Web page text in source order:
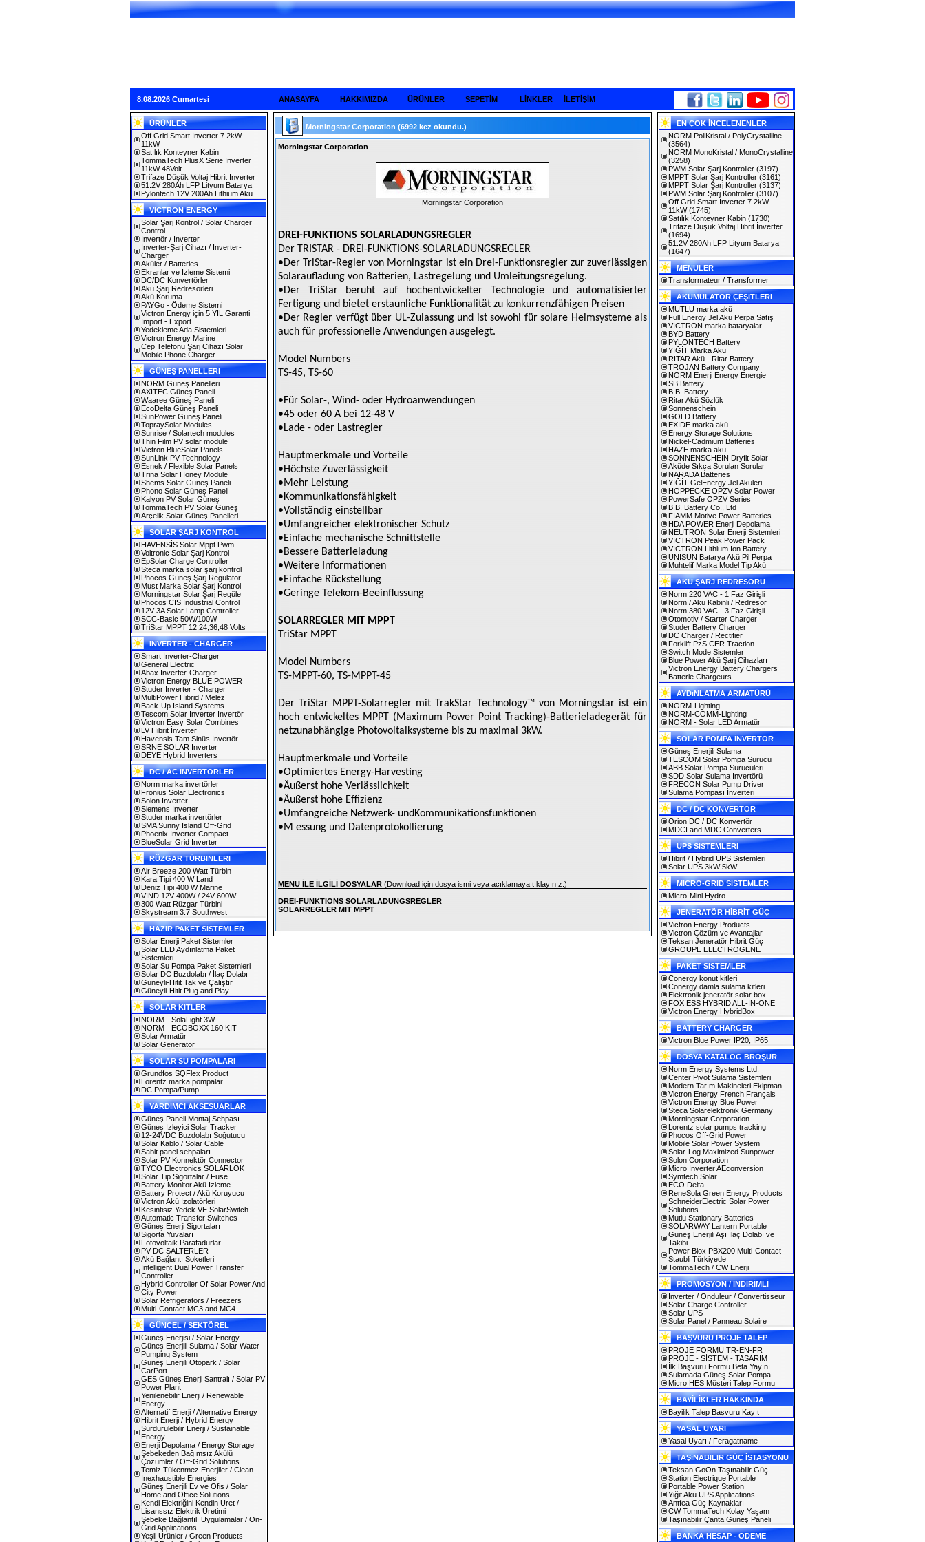
8.08.2026 Cumartesi ANASAYFA HAKKIMIZDA ÜRÜNLER SEPETİM LİNKLER İLETİŞİM
ÜRÜNLER
Off Grid Smart Inverter 7.2kW -
11kW
Satılık Konteyner Kabin
TommaTech PlusX Serie Inverter
11kW 48Volt
Trifaze Düşük Voltaj Hibrit İnverter
51.2V 280Ah LFP Lityum Batarya
Pylontech 12V 200Ah Lithium Akü
VICTRON ENERGY
Solar Şarj Kontrol / Solar Charger
Control
İnvertör / Inverter
İnverter-Şarj Cihazı / Inverter-
Charger
Aküler / Batteries
Ekranlar ve İzleme Sistemi
DC/DC Konvertörler
Akü Şarj Redresörleri
Akü Koruma
PAYGo - Ödeme Sistemi
Victron Energy için 5 YIL Garanti
Import - Export
Yedekleme Ada Sistemleri
Victron Energy Marine
Cep Telefonu Şarj Cihazı Solar
Mobile Phone Charger
GÜNEŞ PANELLERI
NORM Güneş Panelleri
AXITEC Güneş Paneli
Waaree Güneş Paneli
EcoDelta Güneş Paneli
SunPower Güneş Paneli
TopraySolar Modules
Sunrise / Solartech modules
Thin Film PV solar module
Victron BlueSolar Panels
SunLink PV Technology
Esnek / Flexible Solar Panels
Trina Solar Honey Module
Shems Solar Güneş Paneli
Phono Solar Güneş Paneli
Kalyon PV Solar Güneş
TommaTech PV Solar Güneş
Arçelik Solar Güneş Panelleri
SOLAR ŞARJ KONTROL
HAVENSİS Solar Mppt Pwm
Voltronic Solar Şarj Kontrol
EpSolar Charge Controller
Steca marka solar şarj kontrol
Phocos Güneş Şarj Regülatör
Must Marka Solar Şarj Kontrol
Morningstar Solar Şarj Regüle
Phocos CIS Industrial Control
12V-3A Solar Lamp Controller
SCC-Basic 50W/100W
TriStar MPPT 12,24,36,48 Volts
INVERTER - CHARGER
Smart Inverter-Charger
General Electric
Abax Inverter-Charger
Victron Energy BLUE POWER
Studer Inverter - Charger
MultiPower Hibrid / Melez
Back-Up Island Systems
Tescom Solar İnverter İnvertör
Victron Easy Solar Combines
LV Hibrit İnverter
Havensis Tam Sinüs İnvertör
SRNE SOLAR Inverter
DEYE Hybrid Inverters
DC / AC İNVERTÖRLER
Norm marka invertörler
Fronius Solar Electronics
Solon Inverter
Siemens Inverter
Studer marka invertörler
SMA Sunny Island Off-Grid
Phoenix Inverter Compact
BlueSolar Grid Inverter
RÜZGAR TÜRBINLERI
Air Breeze 200 Watt Türbin
Kara Tipi 400 W Land
Deniz Tipi 400 W Marine
VIND 12V-400W / 24V-600W
300 Watt Rüzgar Türbini
Skystream 3.7 Southwest
HAZIR PAKET SİSTEMLER
Solar Enerji Paket Sistemler
Solar LED Aydınlatma Paket
Sistemleri
Solar Su Pompa Paket Sistemleri
Solar DC Buzdolabı / İlaç Dolabı
Güneyli-Hitit Tak ve Çalıştır
Güneyli-Hitit Plug and Play
SOLAR KITLER
NORM - SolaLight 3W
NORM - ECOBOXX 160 KIT
Solar Armatür
Solar Generator
SOLAR SU POMPALARI
Grundfos SQFlex Product
Lorentz marka pompalar
DC Pompa/Pump
YARDIMCI AKSESUARLAR
Güneş Paneli Montaj Sehpası
Güneş İzleyici Solar Tracker
12-24VDC Buzdolabı Soğutucu
Solar Kablo / Solar Cable
Sabit panel sehpaları
Solar PV Konnektör Connector
TYCO Electronics SOLARLOK
Solar Tip Sigortalar / Fuse
Battery Monitor Akü İzleme
Battery Protect / Akü Koruyucu
Victron Akü İzolatörleri
Kesintisiz Yedek VE SolarSwitch
Automatic Transfer Switches
Güneş Enerji Sigortaları
Sigorta Yuvaları
Fotovoltaik Parafadurlar
PV-DC ŞALTERLER
Akü Bağlantı Soketleri
Intelligent Dual Power Transfer
Controller
Hybrid Controller Of Solar Power And
City Power
Solar Refrigerators / Freezers
Multi-Contact MC3 and MC4
GÜNCEL / SEKTÖREL
Güneş Enerjisi / Solar Energy
Güneş Enerjili Sulama / Solar Water
Pumping System
Güneş Enerjili Otopark / Solar
CarPort
GES Güneş Enerji Santralı / Solar PV
Power Plant
Yenilenebilir Enerji / Renewable
Energy
Alternatif Enerji / Alternative Energy
Hibrit Enerji / Hybrid Energy
Sürdürülebilir Enerji / Sustainable
Energy
Enerji Depolama / Energy Storage
Şebekeden Bağımsız Akülü
Çözümler / Off-Grid Solutions
Temiz Tükenmez Enerjiler / Clean
Inexhaustible Energies
Güneş Enerjili Ev ve Ofis / Solar
Home and Office Solutions
Kendi Elektriğini Kendin Üret /
Lisanssız Elektrik Üretimi
Şebeke Bağlantılı Uygulamalar / On-
Grid Applications
Yeşil Ürünler / Green Products
Morningstar Corporation (6992 kez okundu.)
Morningstar Corporation
Morningstar Corporation
DREI-FUNKTIONS SOLARLADUNGSREGLER
Der TRISTAR - DREI-FUNKTIONS-SOLARLADUNGSREGLER
•Der TriStar-Regler von Morningstar ist ein Drei-Funktionsregler zur zuverlässigen
Solaraufladung von Batterien, Lastregelung und Umleitungsregelung.
•Der TriStar beruht auf hochentwickelter Technologie und automatisierter
Fertigung und bietet erstaunliche Funktionalität zu konkurrenzfähigen Preisen
•Der Regler verfügt über UL-Zulassung und ist sowohl für solare Heimsysteme als
auch für professionelle Anwendungen ausgelegt.
Model Numbers
TS-45, TS-60
•Für Solar-, Wind- oder Hydroanwendungen
•45 oder 60 A bei 12-48 V
•Lade - oder Lastregler
Hauptmerkmale und Vorteile
•Höchste Zuverlässigkeit
•Mehr Leistung
•Kommunikationsfähigkeit
•Vollständig einstellbar
•Umfangreicher elektronischer Schutz
•Einfache mechanische Schnittstelle
•Bessere Batterieladung
•Weitere Informationen
•Einfache Rückstellung
•Geringe Telekom-Beeinflussung
SOLARREGLER MIT MPPT
TriStar MPPT
Model Numbers
TS-MPPT-60, TS-MPPT-45
Der TriStar MPPT-Solarregler mit TrakStar Technology™ von Morningstar ist ein
hoch entwickeltes MPPT (Maximum Power Point Tracking)-Batterieladegerät für
netzunabhängige Photovoltaiksysteme bis zu maximal 3kW.
Hauptmerkmale und Vorteile
•Optimiertes Energy-Harvesting
•Äußerst hohe Verlässlichkeit
•Äußerst hohe Effizienz
•Umfangreiche Netzwerk- undKommunikationsfunktionen
•M essung und Datenprotokollierung
MENÜ İLE İLGİLİ DOSYALAR (Download için dosya ismi veya açıklamaya tıklayınız.)
DREI-FUNKTIONS SOLARLADUNGSREGLER
SOLARREGLER MIT MPPT
EN ÇOK İNCELENENLER
NORM PoliKristal / PolyCrystalline
(3564)
NORM MonoKristal / MonoCrystalline
(3258)
PWM Solar Şarj Kontroller (3197)
MPPT Solar Şarj Kontroller (3161)
MPPT Solar Şarj Kontroller (3137)
PWM Solar Şarj Kontroller (3107)
Off Grid Smart Inverter 7.2kW -
11kW(1745)
Satılık Konteyner Kabin (1730)
Trifaze Düşük Voltaj Hibrit İnverter
(1694)
51.2V 280Ah LFP Lityum Batarya
(1647)
MENÜLER
Transformateur / Transformer
AKÜMÜLATÖR ÇEŞITLERI
MUTLU marka akü
Full Energy Jel Akü Perpa Satış
VICTRON marka bataryalar
BYD Battery
PYLONTECH Battery
YİĞİT Marka Akü
RITAR Akü - Ritar Battery
TROJAN Battery Company
NORM Enerji Energy Energie
SB Battery
B.B. Battery
Ritar Akü Sözlük
Sonnenschein
GOLD Battery
EXIDE marka akü
Energy Storage Solutions
Nickel-Cadmium Batteries
HAZE marka akü
SONNENSCHEIN Dryfit Solar
Aküde Sıkça Sorulan Sorular
NARADA Batteries
YİĞİT GelEnergy Jel Aküleri
HOPPECKE OPZV Solar Power
PowerSafe OPZV Series
B.B. Battery Co., Ltd
FIAMM Motive Power Batteries
HDA POWER Enerji Depolama
NEUTRON Solar Enerji Sistemleri
VICTRON Peak Power Pack
VICTRON Lithium Ion Battery
UNİSUN Batarya Akü Pil Perpa
Muhtelif Marka Model Tip Akü
AKÜ ŞARJ REDRESÖRÜ
Norm 220 VAC - 1 Faz Girişli
Norm / Akü Kabinli / Redresör
Norm 380 VAC - 3 Faz Girişli
Otomotiv / Starter Charger
Studer Battery Charger
DC Charger / Rectifier
Forklift PzS CER Traction
Switch Mode Sistemler
Blue Power Akü Şarj Cihazları
Victron Energy Battery Chargers
Batterie Chargeurs
AYDıNLATMA ARMATÜRÜ
NORM-Lighting
NORM-COMM-Lighting
NORM - Solar LED Armatür
SOLAR POMPA İNVERTÖR
Güneş Enerjili Sulama
TESCOM Solar Pompa Sürücü
ABB Solar Pompa Sürücüleri
SDD Solar Sulama İnvertörü
FRECON Solar Pump Driver
Sulama Pompası İnverteri
DC / DC KONVERTÖR
Orion DC / DC Konvertör
MDCI and MDC Converters
UPS SISTEMLERI
Hibrit / Hybrid UPS Sistemleri
Solar UPS 3kW 5kW
MICRO-GRID SISTEMLER
Micro-Mini Hydro
JENERATÖR HİBRİT GÜÇ
Victron Energy Products
Victron Çözüm ve Avantajlar
Teksan Jeneratör Hibrit Güç
GROUPE ELECTROGENE
PAKET SISTEMLER
Conergy konut kitleri
Conergy damla sulama kitleri
Elektronik jeneratör solar box
FOX ESS HYBRID ALL-IN-ONE
Victron Energy HybridBox
BATTERY CHARGER
Victron Blue Power IP20, IP65
DOSYA KATALOG BROŞÜR
Norm Energy Systems Ltd.
Center Pivot Sulama Sistemleri
Modern Tarım Makineleri Ekipman
Victron Energy French Français
Victron Energy Blue Power
Steca Solarelektronik Germany
Morningstar Corporation
Lorentz solar pumps tracking
Phocos Off-Grid Power
Mobile Solar Power System
Solar-Log Maximized Sunpower
Solon Corporation
Micro Inverter AEconversion
Symtech Solar
ECO Delta
ReneSola Green Energy Products
SchneiderElectric Solar Power
Solutions
Mutlu Stationary Batteries
SOLARWAY Lantern Portable
Güneş Enerjili Aşı İlaç Dolabı ve
Takibi
Power Blox PBX200 Multi-Contact
Staubli Türkiyede
TommaTech / CW Enerji
PROMOSYON / İNDİRİMLİ
Inverter / Onduleur / Convertisseur
Solar Charge Controller
Solar UPS
Solar Panel / Panneau Solaire
BAŞVURU PROJE TALEP
PROJE FORMU TR-EN-FR
PROJE - SİSTEM - TASARIM
İlk Başvuru Formu Beta Yayını
Sulamada Güneş Solar Pompa
Micro HES Müşteri Talep Formu
BAYİLİKLER HAKKINDA
Bayilik Talep Başvuru Kayıt
YASAL UYARI
Yasal Uyarı / Feragatname
TAŞıNABILIR GÜÇ İSTASYONU
Teksan GoOn Taşınabilir Güç
Station Electrique Portable
Portable Power Station
Yiğit Akü UPS Applications
Antfea Güç Kaynakları
CW TommaTech Kolay Yaşam
Taşınabilir Çanta Güneş Paneli
BANKA HESAP - ÖDEME